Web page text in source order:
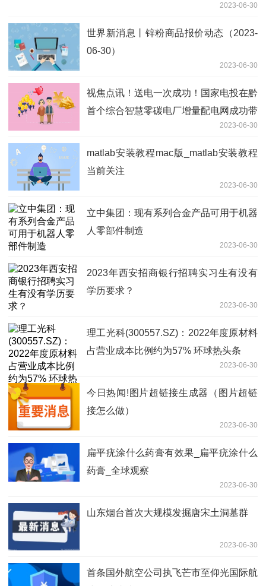
2023-06-30
世界新消息丨锌粉商品报价动态（2023-
06-30）
2023-06-30
视焦点讯！送电一次成功！国家电投在黔
首个综合智慧零碳电厂增量配电网成功带
2023-06-30
matlab安装教程mac版_matlab安装教程
当前关注
2023-06-30
立中集团：现有系列合金产品可用于机器
人零部件制造
2023-06-30
2023年西安招商银行招聘实习生有没有
学历要求？
2023-06-30
理工光科(300557.SZ)：2022年度原材料
占营业成本比例约为57% 环球热头条
2023-06-30
今日热闻!图片超链接生成器（图片超链
接怎么做）
2023-06-30
扁平疣涂什么药膏有效果_扁平疣涂什么
药膏_全球观察
2023-06-30
山东烟台首次大规模发掘唐宋土洞墓群
2023-06-30
首条国外航空公司执飞芒市至仰光国际航